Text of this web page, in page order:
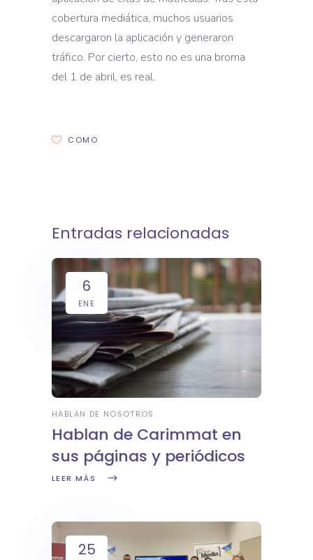
cobertura mediática, muchos usuarios
descargaron la aplicación y generaron
tráfico. Por cierto, esto no es una broma
del 1 de abril, es real.
COMO
Entradas relacionadas
6
ENE
HABLAN DE NOSOTROS
Hablan de Carimmat en
sus páginas y periódicos
LEER MÁS
25